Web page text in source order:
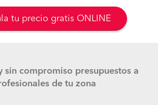
tu precio gratis ONLINE
sin compromiso presupuestos a
de tu zona